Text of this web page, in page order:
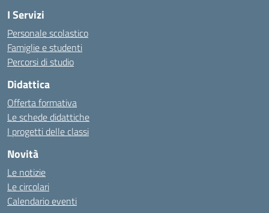
I Servizi
Personale scolastico
Famiglie e studenti
Percorsi di studio
Didattica
Offerta formativa
Le schede didattiche
I progetti delle classi
Novità
Le notizie
Le circolari
Calendario eventi